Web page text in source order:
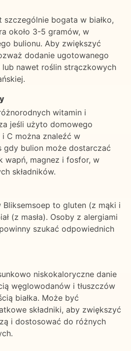
szczególnie bogata w białko,
około 3-5 gramów, w
bulionu. Aby zwiększyć
dodanie ugotowanego
lub nawet roślin strączkowych
witamin i
jeśli użyto domowego
C można znaleźć w
gdy bulion może dostarczać
wapń, magnez i fosfor, w
składników.
Bliksemsoep to gluten (z mąki i
(z masła). Osoby z alergiami
szukać odpowiednich
niskokaloryczne danie
węglowodanów i tłuszczów
białka. Może być
składniki, aby zwiększyć
i dostosować do różnych